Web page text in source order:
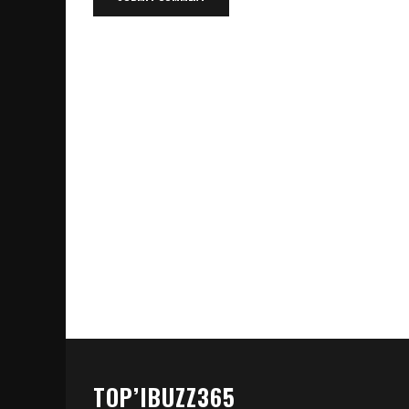
TOP’IBUZZ365